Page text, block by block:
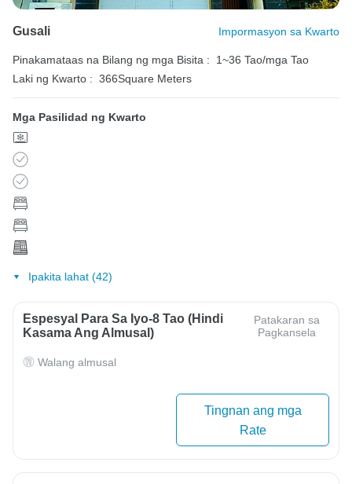
Gusali Impormasyon sa Kwarto
Pinakamataas na Bilang ng mga Bisita :
1~36 Tao/mga Tao
Laki ng Kwarto : 366Square Meters
Mga Pasilidad ng Kwarto
Ipakita lahat (42)
Espesyal Para Sa Iyo-8 Tao (hindi
Kasama Ang Almusal)
Patakaran sa
Pagkansela
Walang almusal
Tingnan ang mga
Rate